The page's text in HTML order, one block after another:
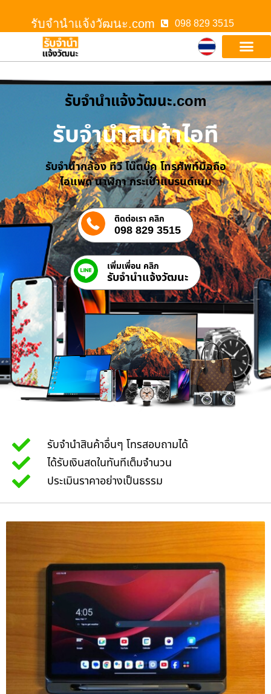
รับจํานําแจ้งวัฒนะ.com 098 829 3515
รับจํานําแจ้งวัฒนะ.com
รับจำนำสินค้าไอที
รับจำนำกล้อง ทีวี โน๊ตบุ๊ค โทรศัพท์มือถือ
ไอแพด นาฬิกา กระเป๋าแบรนด์เนม
ติดต่อเรา คลิก
098 829 3515
เพิ่มเพื่อน คลิก
รับจํานําแจ้งวัฒนะ
รับจำนำสินค้าอื่นๆ โทรสอบถามได้
ได้รับเงินสดในทันทีเต็มจำนวน
ประเมินราคาอย่างเป็นธรรม